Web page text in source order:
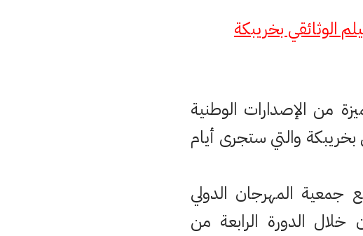
الوثائقي بخريبكة
من الإصدارات الوطنية
بخريبكة والتي ستجرى أيام
جمعية المهرجان الدولي
الدورة الرابعة من